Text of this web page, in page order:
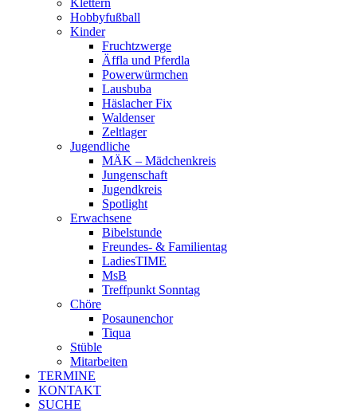
Klettern
Hobbyfußball
Kinder
Fruchtzwerge
Äffla und Pferdla
Powerwürmchen
Lausbuba
Häslacher Fix
Waldenser
Zeltlager
Jugendliche
MÄK – Mädchenkreis
Jungenschaft
Jugendkreis
Spotlight
Erwachsene
Bibelstunde
Freundes- & Familientag
LadiesTIME
MsB
Treffpunkt Sonntag
Chöre
Posaunenchor
Tiqua
Stüble
Mitarbeiten
TERMINE
KONTAKT
SUCHE